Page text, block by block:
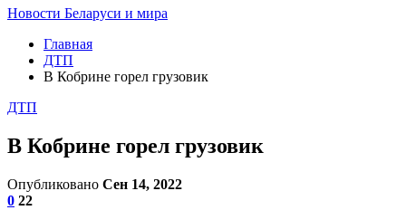
Новости Беларуси и мира
Главная
ДТП
В Кобрине горел грузовик
ДТП
В Кобрине горел грузовик
Опубликовано Сен 14, 2022
0 22